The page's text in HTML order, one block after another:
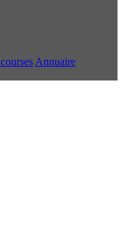
Annuaire